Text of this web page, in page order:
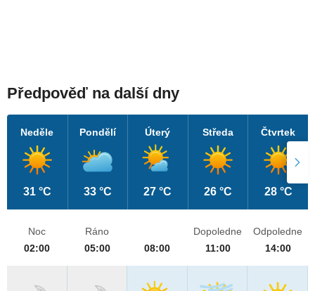
Předpověď na další dny
Neděle
31 °C
Pondělí
33 °C
Úterý
27 °C
Středa
26 °C
Čtvrtek
28 °C
Noc
02:00
Ráno
05:00
08:00
Dopoledne
11:00
Odpoledne
14:00